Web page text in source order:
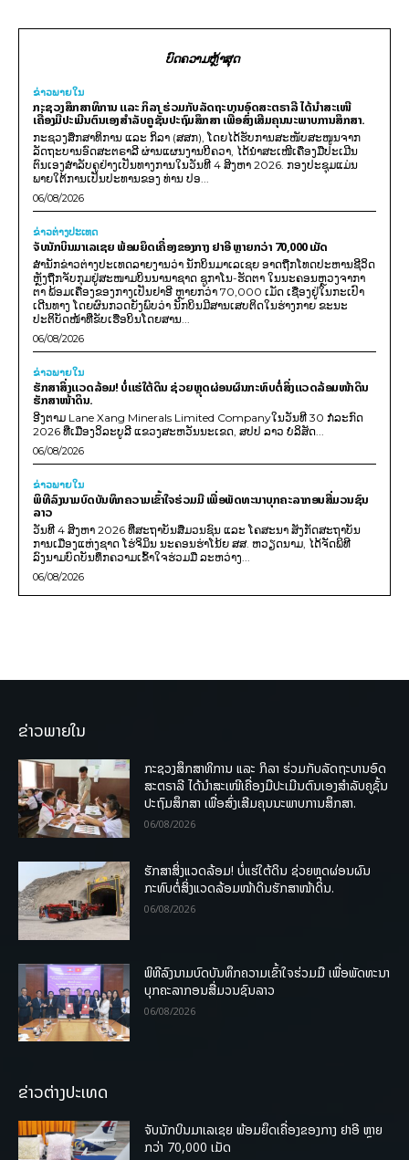
ບົດຄວາມຫຼ້າສຸດ
ຂ່າວພາຍ​ໃນ
ກະຊວງສຶກສາທິການ ແລະ ກິລາ ຮ່ວມກັບລັດຖະບານອົດສະຕຣາລີ ໄດ້ນຳສະເໜີ
ເຄື່ອງມືປະເມີນຕົນເອງສຳລັບຄູຊັ້ນປະຖົມສຶກສາ ເພື່ອສົ່ງເສີມຄຸນນະພາບການສຶກສາ.
ກະຊວງສຶກສາທິການ ແລະ ກິລາ (ສສກ), ໂດຍໄດ້ຮັບການສະໜັບສະໜູນຈາກ
ລັດຖະບານອົດສະຕຣາລີ ຜ່ານແຜນງານບີຄວາ, ໄດ້ນຳສະເໜີເຄື່ອງມືປະເມີນ
ຕົນເອງສຳລັບຄູຢ່າງເປັນທາງການໃນວັນທີ 4 ສິງຫາ 2026. ກອງປະຊຸມແມ່ນ
ພາຍໃຕ້ການເປັນປະທານຂອງ ທ່ານ ປອ...
06/08/2026
ຂ່າວຕ່າງປະເທດ
ຈັບນັກບິນມາເລເຊຍ ພ້ອມຍຶດເຄື່ອງຂອງກາງ ຢາອີ ຫຼາຍກວ່າ 70,000 ເມັດ
ສຳນັກຂ່າວຕ່າງປະເທດລາຍງານວ່າ ນັກບິນມາເລເຊຍ ອາດຖືກໂທດປະຫານຊີວິດ
ຫຼັງຖືກຈັບກຸມຢູ່ສະໜາມບິນນານາຊາດ ຊູກາໂນ-ຮັດຕາ ໃນນະຄອນຫຼວງຈາກາ
ຕາ ພ້ອມເຄື່ອງຂອງກາງເປັນຢາອີ ຫຼາຍກວ່າ 70,000 ເມັດ ເຊື່ອງຢູ່ໃນກະເປົາ
ເດີນທາງ ໂດຍຜົນກວດຍັງພົບວ່າ ນັກບິນມີສານເສບຕິດໃນຮ່າງກາຍ ຂະນະ
ປະຕິບັດໜ້າທີ່ຂັບເຮືອບິນໂດຍສານ...
06/08/2026
ຂ່າວພາຍ​ໃນ
ຮັກສາສິ່ງແວດລ້ອມ! ບໍ່ແຮ່ໃຕ້ດິນ ຊ່ວຍຫຼຸດຜ່ອນຜົນກະທົບຕໍ່ສິ່ງແວດລ້ອມໜ້າດິນ
ຮັກສາໜ້າດິນ.
ອີງຕາມ Lane Xang Minerals Limited Companyໃນວັນທີ 30 ກໍລະກົດ
2026 ທີ່ເມືອງວິລະບູລີ ແຂວງສະຫວັນນະເຂດ, ສປປ ລາວ ບໍລິສັດ...
06/08/2026
ຂ່າວພາຍ​ໃນ
ພິທີລົງນາມບົດບັນທຶກຄວາມເຂົ້າໃຈຮ່ວມມື ເພື່ອພັດທະນາບຸກຄະລາກອນສື່ມວນຊົນ
ລາວ
ວັນທີ 4 ສິງຫາ 2026 ທີ່ສະຖາບັນສື່ມວນຊົນ ແລະ ໂຄສະນາ ສັງກັດສະຖາບັນ
ການເມືອງແຫ່ງຊາດ ໂຮ່ຈິມິນ ນະຄອນຮ່າໂນ້ຍ ສສ. ຫວຽດນາມ, ໄດ້ຈັດພິທີ
ລົງນາມບົດບັນທຶກຄວາມເຂົ້າໃຈຮ່ວມມື ລະຫວ່າງ...
06/08/2026
ຂ່າວພາຍໃນ
ກະຊວງສຶກສາທິການ ແລະ ກິລາ ຮ່ວມກັບລັດຖະບານອົດ
ສະຕຣາລີ ໄດ້ນຳສະເໜີເຄື່ອງມືປະເມີນຕົນເອງສຳລັບຄູຊັ້ນ
ປະຖົມສຶກສາ ເພື່ອສົ່ງເສີມຄຸນນະພາບການສຶກສາ.
06/08/2026
ຮັກສາສິ່ງແວດລ້ອມ! ບໍ່ແຮ່ໃຕ້ດິນ ຊ່ວຍຫຼຸດຜ່ອນຜົນ
ກະທົບຕໍ່ສິ່ງແວດລ້ອມໜ້າດິນຮັກສາໜ້າດິນ.
06/08/2026
ພິທີລົງນາມບົດບັນທຶກຄວາມເຂົ້າໃຈຮ່ວມມື ເພື່ອພັດທະນາ
ບຸກຄະລາກອນສື່ມວນຊົນລາວ
06/08/2026
ຂ່າວຕ່າງປະເທດ
ຈັບນັກບິນມາເລເຊຍ ພ້ອມຍຶດເຄື່ອງຂອງກາງ ຢາອີ ຫຼາຍ
ກວ່າ 70,000 ເມັດ